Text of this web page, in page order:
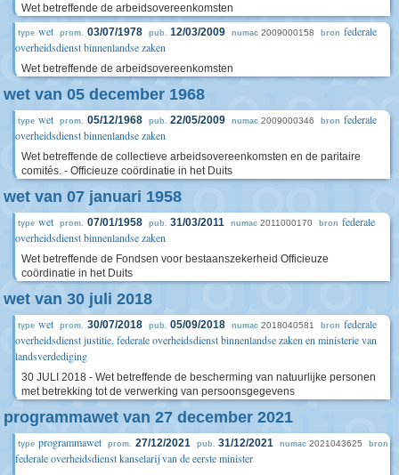
Wet betreffende de arbeidsovereenkomsten
type wet prom. 03/07/1978 pub. 12/03/2009 numac 2009000158 bron federale
overheidsdienst binnenlandse zaken
Wet betreffende de arbeidsovereenkomsten
wet van 05 december 1968
type wet prom. 05/12/1968 pub. 22/05/2009 numac 2009000346 bron federale
overheidsdienst binnenlandse zaken
Wet betreffende de collectieve arbeidsovereenkomsten en de paritaire
comités. - Officieuze coördinatie in het Duits
wet van 07 januari 1958
type wet prom. 07/01/1958 pub. 31/03/2011 numac 2011000170 bron federale
overheidsdienst binnenlandse zaken
Wet betreffende de Fondsen voor bestaanszekerheid Officieuze
coördinatie in het Duits
wet van 30 juli 2018
type wet prom. 30/07/2018 pub. 05/09/2018 numac 2018040581 bron federale
overheidsdienst justitie, federale overheidsdienst binnenlandse zaken en ministerie van
landsverdediging
30 JULI 2018 - Wet betreffende de bescherming van natuurlijke personen
met betrekking tot de verwerking van persoonsgegevens
programmawet van 27 december 2021
type programmawet prom. 27/12/2021 pub. 31/12/2021 numac 2021043625 bron
federale overheidsdienst kanselarij van de eerste minister